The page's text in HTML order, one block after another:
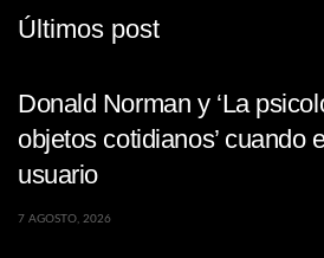
Últimos post
Donald Norman y ‘La
objetos cotidianos’ cuando
usuario
7 AGOSTO, 2026